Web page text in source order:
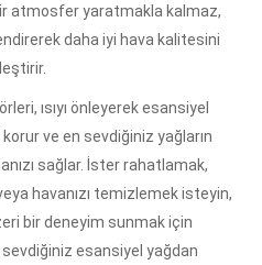
atmosfer yaratmakla kalmaz,
daha iyi hava kalitesini
ısıyı önleyerek esansiyel
ve en sevdiğiniz yağların
sağlar. İster rahatlamak,
havanızı temizlemek isteyin,
bir deneyim sunmak için
sevdiğiniz esansiyel yağdan